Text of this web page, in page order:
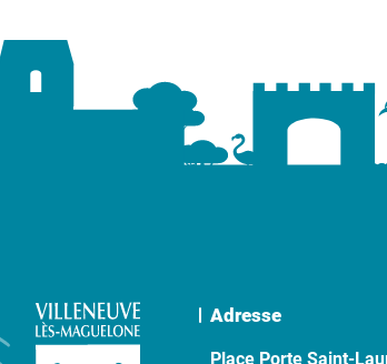
Adresse
Place Porte Saint-